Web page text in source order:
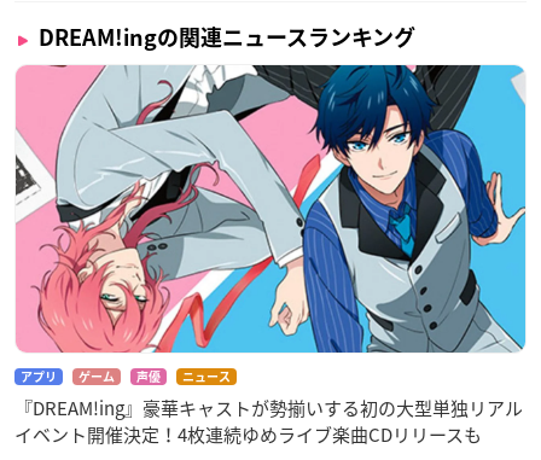
DREAM!ingの関連ニュースランキング
アプリ ゲーム 声優 ニュース
『DREAM!ing』豪華キャストが勢揃いする初の大型単独リアル
イベント開催決定！4枚連続ゆめライブ楽曲CDリリースも